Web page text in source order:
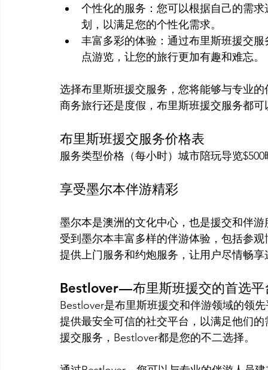
个性化的服务：您可以根据自己的需
划，以满足您的个性化需求。
丰富多彩的体验：通过布里斯班援交
点游览，让您的旅行更加有趣和难忘。
选择布里斯班援交服务，您将能够与专业
商务旅行还是度假，布里斯班援交服务都
布里斯班援交服务价格表
服务类型价格（每小时）城市陪玩导览
享受墨尔本伴游精彩
墨尔本是澳洲的文化中心，也是援交和伴
受到墨尔本丰富多样的伴游体验，包括参
提供上门服务和约炮服务，让用户尽情畅
Bestlover — 布里斯班援交的首选平
Bestlover是布里斯班援交和伴游领域的领
提供最安全可信的社交平台，以满足他们
援交服务，Bestlover都是您的不二选择。